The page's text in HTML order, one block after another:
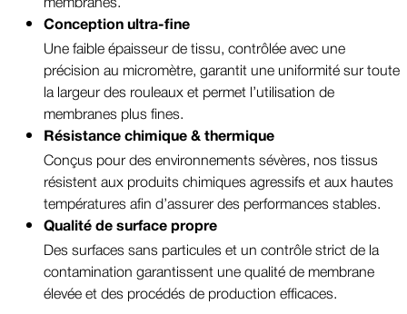
Conception ultra-fine
Une faible épaisseur de tissu, contrôlée avec une
précision au micromètre, garantit une uniformité sur toute
la largeur des rouleaux et permet l’utilisation de
membranes plus fines.
Résistance chimique & thermique
Conçus pour des environnements sévères, nos tissus
résistent aux produits chimiques agressifs et aux hautes
températures afin d’assurer des performances stables.
Qualité de surface propre
Des surfaces sans particules et un contrôle strict de la
contamination garantissent une qualité de membrane
élevée et des procédés de production efficaces.